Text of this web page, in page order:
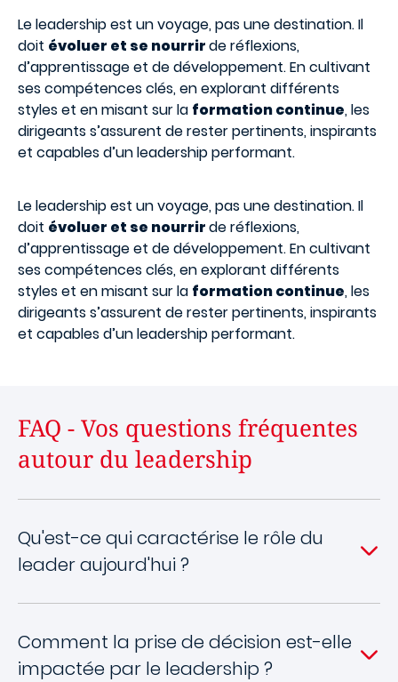
Le leadership est un voyage, pas une destination. Il
doit évoluer et se nourrirde réflexions,
d’apprentissage et de développement. En cultivant
ses compétences clés, en explorant différents
styles et en misant sur la formation continue, les
dirigeants s’assurent de rester pertinents, inspirants
et capables d’un leadership performant.
Le leadership est un voyage, pas une destination. Il
doit évoluer et se nourrirde réflexions,
d’apprentissage et de développement. En cultivant
ses compétences clés, en explorant différents
styles et en misant sur la formation continue, les
dirigeants s’assurent de rester pertinents, inspirants
et capables d’un leadership performant.
FAQ - Vos questions fréquentes
autour du leadership
Qu'est-ce qui caractérise le rôle du
leader aujourd'hui ?
Comment la prise de décision est-elle
impactée par le leadership ?